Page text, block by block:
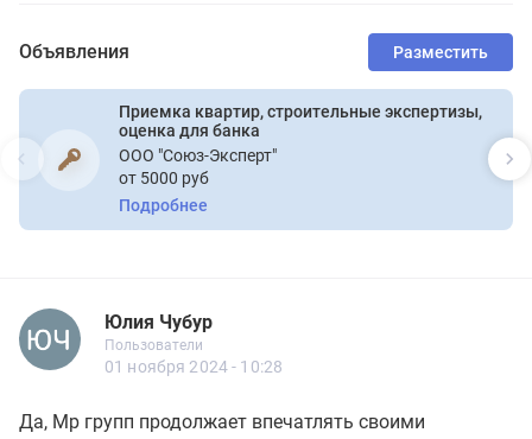
Объявления Разместить
Приемка квартир, строительные экспертизы,
оценка для банка
ООО "Союз-Эксперт"
от 5000 руб
Подробнее
Юлия Чубур
Юлия Чубур
Пользователи
Новичок
Пользователи
4 сообщений
01 ноября 2024 - 10:28
Да, Мр групп продолжает впечатлять своими